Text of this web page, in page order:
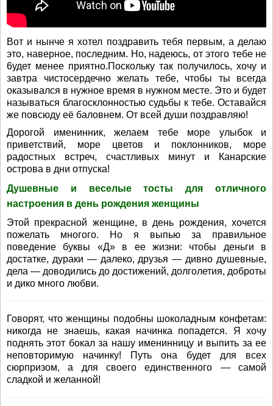
Вот и нынче я хотел поздравить тебя первым, а делаю
это, наверное, последним. Но, надеюсь, от этого тебе не
6удет менее приятно.Поскольку так получилось, хочу и
завтра чистосердечно желать тебе, чтобы ты всегда
оказывался в нужное время в нужном месте. Это и будет
называться благосклонностью судьбы к тебе. Оставайся
же повсюду её баловнем. От всей души поздравляю!
Дорогой именинник, желаем тебе море улыбок и
приветствий, море цветов и поклонников, море
радостных встреч, счастливых минут и Канарские
острова в дни отпуска!
Душевные и веселые тосты для отличного
настроения в день рождения женщины
Этой прекрасной женщине, в день рождения, хочется
пожелать многого. Но я выпью за правильное
поведение буквы «Д» в ее жизни: чтобы деньги в
достатке, дураки — далеко, друзья — дивно душевные,
дела — доводились до достижений, долголетия, доброты
и дико много любви.
Говорят, что женщины подобны шоколадным конфетам:
никогда не знаешь, какая начинка попадется. Я хочу
поднять этот бокал за нашу именинницу и выпить за ее
неповторимую начинку! Путь она будет для всех
сюрпризом, а для своего единственного — самой
сладкой и желанной!